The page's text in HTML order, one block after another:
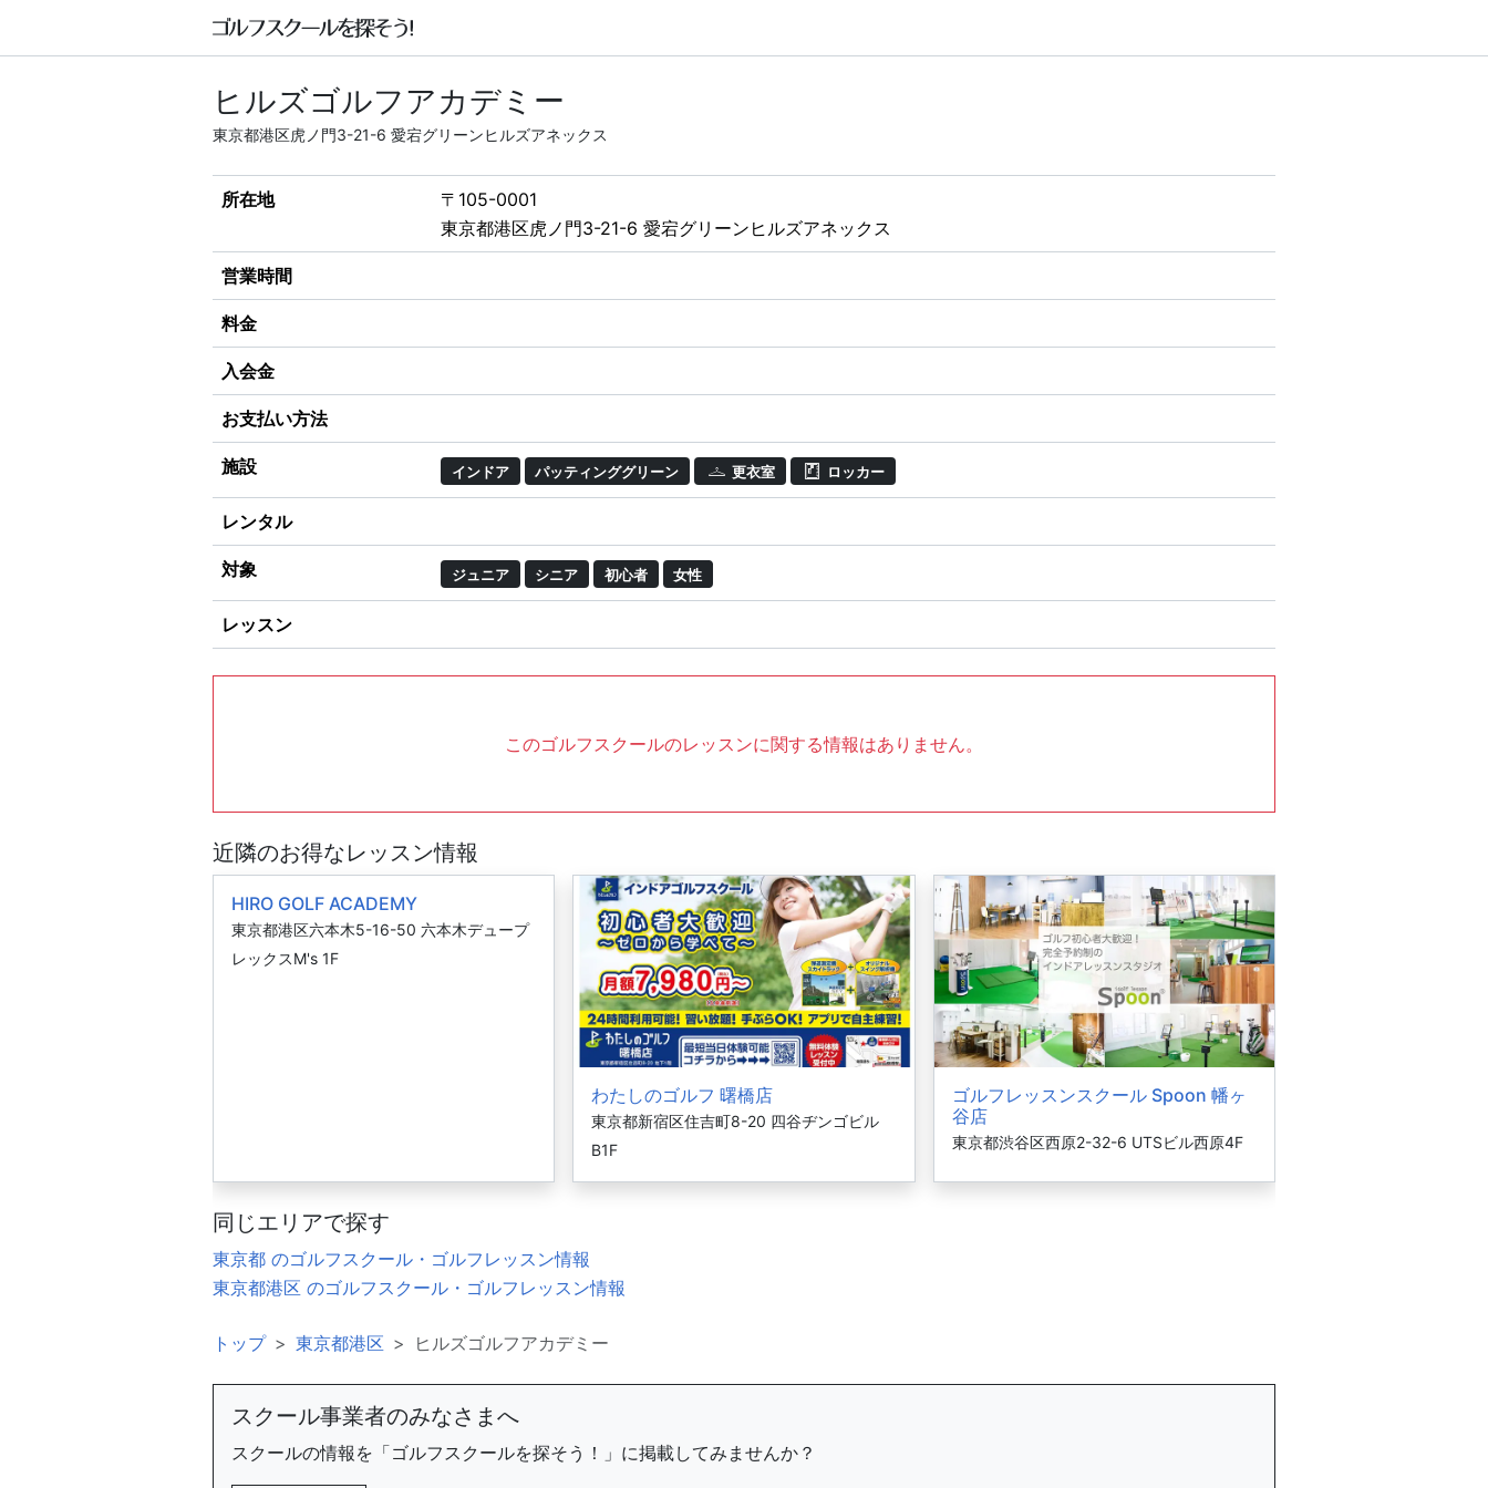
ヒルズゴルフアカデミー
東京都港区虎ノ門3-21-6 愛宕グリーンヒルズアネックス
所在地
〒105-0001
東京都港区虎ノ門3-21-6 愛宕グリーンヒルズアネックス
営業時間
料金
入会金
お支払い方法
施設 インドア パッティンググリーン 更衣室 ロッカー
レンタル
対象 ジュニア シニア 初心者 女性
レッスン
このゴルフスクールのレッスンに関する情報はありません。
近隣のお得なレッスン情報
HIRO GOLF ACADEMY
東京都港区六本木5-16-50 六本木デュープ
レックスM's 1F
わたしのゴルフ 曙橋店
東京都新宿区住吉町8-20 四谷ヂンゴビル
B1F
ゴルフレッスンスクール Spoon 幡ヶ
谷店
東京都渋谷区西原2-32-6 UTSビル西原4F
同じエリアで探す
東京都 のゴルフスクール・ゴルフレッスン情報
東京都港区 のゴルフスクール・ゴルフレッスン情報
トップ 東京都港区 ヒルズゴルフアカデミー
スクール事業者のみなさまへ
スクールの情報を「ゴルフスクールを探そう！」に掲載してみませんか？